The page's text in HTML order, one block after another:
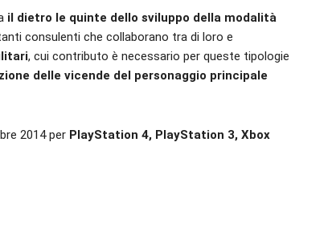
il dietro le quinte dello sviluppo della modalità
consulenti che collaborano tra di loro e
, cui contributo è necessario per queste tipologie
delle vicende del personaggio principale
2014 per PlayStation 4, PlayStation 3, Xbox